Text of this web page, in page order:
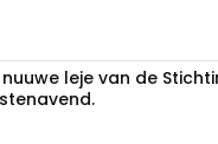
nuuwe leje van de